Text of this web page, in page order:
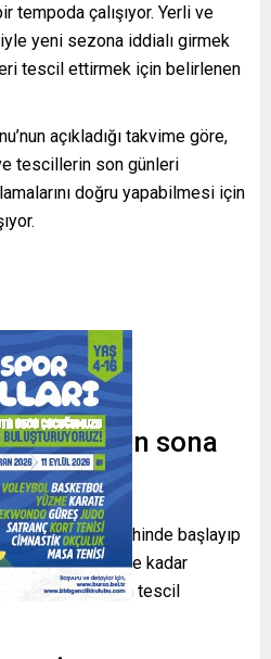
tempoda çalışıyor. Yerli ve
yeni sezona iddialı girmek
tescil ettirmek için belirlenen
açıkladığı takvime göre,
tescillerin son günleri
doğru yapabilmesi için
ne zaman sona
2026 tarihinde başlayıp
erecek. Bu tarihe kadar
TFF tarafından tescil